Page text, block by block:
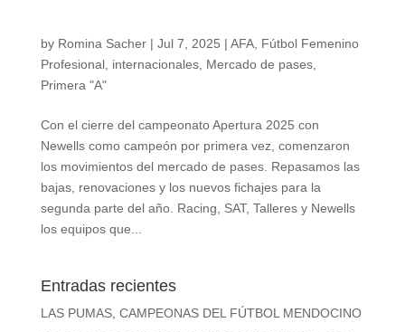
by Romina Sacher| Jul 7, 2025 | AFA, Fútbol Femenino
Profesional, internacionales, Mercado de pases,
Primera "A"
Con el cierre del campeonato Apertura 2025 con
Newells como campeón por primera vez, comenzaron
los movimientos del mercado de pases. Repasamos las
bajas, renovaciones y los nuevos fichajes para la
segunda parte del año. Racing, SAT, Talleres y Newells
los equipos que...
Entradas recientes
LAS PUMAS, CAMPEONAS DEL FÚTBOL MENDOCINO